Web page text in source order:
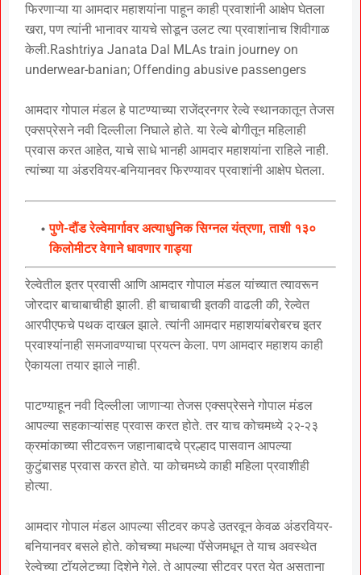
फिरणाऱ्या या आमदार महाशयांना पाहून काही प्रवाशांनी आक्षेप घेतला
खरा, पण त्यांनी भानावर यायचे सोडून उलट त्या प्रवाशांनाच शिवीगाळ
केली.Rashtriya Janata Dal MLAs train journey on
underwear-banian; Offending abusive passengers
आमदार गोपाल मंडल हे पाटण्याच्या राजेंद्रनगर रेल्वे स्थानकातून तेजस
एक्सप्रेसने नवी दिल्लीला निघाले होते. या रेल्वे बोगीतून महिलाही
प्रवास करत आहेत, याचे साधे भानही आमदार महाशयांना राहिले नाही.
त्यांच्या या अंडरवियर-बनियानवर फिरण्यावर प्रवाशांनी आक्षेप घेतला.
पुणे-दौंड रेल्वेमार्गावर अत्याधुनिक सिग्नल यंत्रणा, ताशी १३०
किलोमीटर वेगाने धावणार गाड्या
रेल्वेतील इतर प्रवासी आणि आमदार गोपाल मंडल यांच्यात त्यावरून
जोरदार बाचाबाचीही झाली. ही बाचाबाची इतकी वाढली की, रेल्वेत
आरपीएफचे पथक दाखल झाले. त्यांनी आमदार महाशयांबरोबरच इतर
प्रवाश्यांनाही समजावण्याचा प्रयत्न केला. पण आमदार महाशय काही
ऐकायला तयार झाले नाही.
पाटण्याहून नवी दिल्लीला जाणाऱ्या तेजस एक्सप्रेसने गोपाल मंडल
आपल्या सहकाऱ्यांसह प्रवास करत होते. तर याच कोचमध्ये २२-२३
क्रमांकाच्या सीटवरून जहानाबादचे प्रल्हाद पासवान आपल्या
कुटुंबासह प्रवास करत होते. या कोचमध्ये काही महिला प्रवाशीही
होत्या.
आमदार गोपाल मंडल आपल्या सीटवर कपडे उतरवून केवळ अंडरवियर-
बनियानवर बसले होते. कोचच्या मधल्या पॅसेजमधून ते याच अवस्थेत
रेल्वेच्या टॉयलेटच्या दिशेने गेले. ते आपल्या सीटवर परत येत असताना